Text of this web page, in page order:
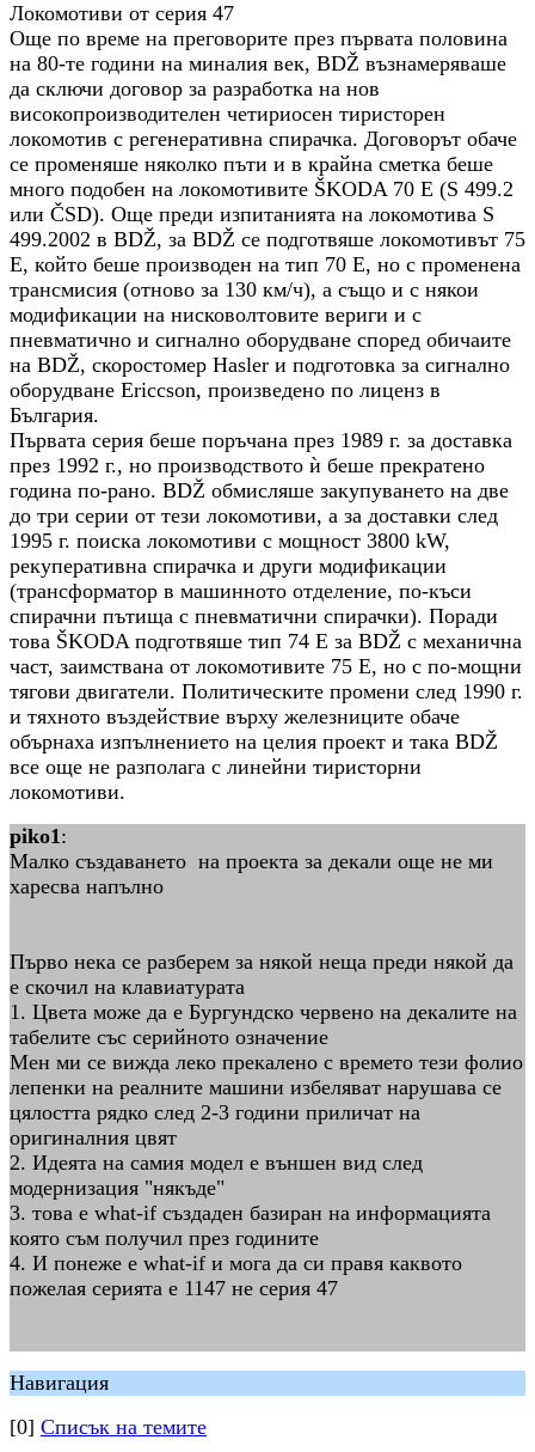
Локомотиви от серия 47
Още по време на преговорите през първата половина
на 80-те години на миналия век, BDŽ възнамеряваше
да сключи договор за разработка на нов
високопроизводителен четириосен тиристорен
локомотив с регенеративна спирачка. Договорът обаче
се променяше няколко пъти и в крайна сметка беше
много подобен на локомотивите ŠKODA 70 E (S 499.2
или ČSD). Още преди изпитанията на локомотива S
499.2002 в BDŽ, за BDŽ се подготвяше локомотивът 75
E, който беше производен на тип 70 E, но с променена
трансмисия (отново за 130 км/ч), а също и с някои
модификации на нисковолтовите вериги и с
пневматично и сигнално оборудване според обичаите
на BDŽ, скоростомер Hasler и подготовка за сигнално
оборудване Ericcson, произведено по лиценз в
България.
Първата серия беше поръчана през 1989 г. за доставка
през 1992 г., но производството ѝ беше прекратено
година по-рано. BDŽ обмисляше закупуването на две
до три серии от тези локомотиви, а за доставки след
1995 г. поиска локомотиви с мощност 3800 kW,
рекуперативна спирачка и други модификации
(трансформатор в машинното отделение, по-къси
спирачни пътища с пневматични спирачки). Поради
това ŠKODA подготвяше тип 74 E за BDŽ с механична
част, заимствана от локомотивите 75 E, но с по-мощни
тягови двигатели. Политическите промени след 1990 г.
и тяхното въздействие върху железниците обаче
обърнаха изпълнението на целия проект и така BDŽ
все още не разполага с линейни тиристорни
локомотиви.
piko1:
Малко създаването на проекта за декали още не ми
харесва напълно
Първо нека се разберем за някой неща преди някой да
е скочил на клавиатурата
1. Цвета може да е Бургундско червено на декалите на
табелите със серийното означение
Мен ми се вижда леко прекалено с времето тези фолио
лепенки на реалните машини избеляват нарушава се
цялостта рядко след 2-3 години приличат на
оригиналния цвят
2. Идеята на самия модел е външен вид след
модернизация "някъде"
3. това е what-if създаден базиран на информацията
която съм получил през годините
4. И понеже е what-if и мога да си правя каквото
пожелая серията е 1147 не серия 47
Навигация
[0] Списък на темите